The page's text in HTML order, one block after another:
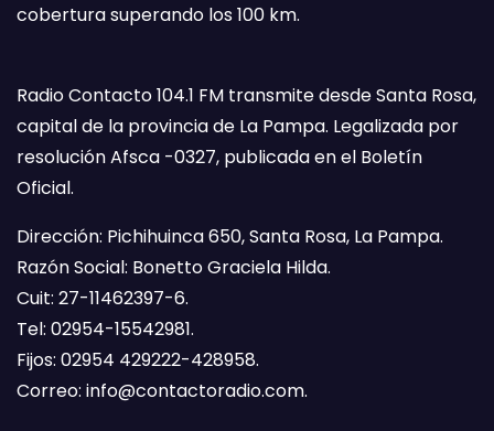
cobertura superando los 100 km.
Radio Contacto 104.1 FM transmite desde Santa Rosa,
capital de la provincia de La Pampa. Legalizada por
resolución Afsca -0327, publicada en el Boletín
Oficial.
Dirección: Pichihuinca 650, Santa Rosa, La Pampa.
Razón Social: Bonetto Graciela Hilda.
Cuit: 27-11462397-6.
Tel: 02954-15542981.
Fijos: 02954 429222-428958.
Correo: info@contactoradio.com.